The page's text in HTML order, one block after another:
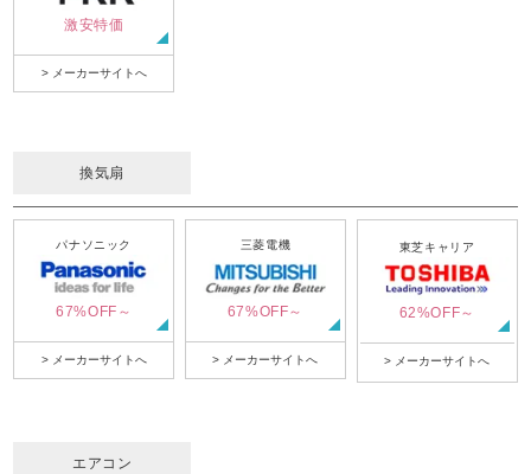
激安特価
> メーカーサイトへ
換気扇
パナソニック
67%OFF～
> メーカーサイトへ
三菱電機
67%OFF～
> メーカーサイトへ
東芝キャリア
62%OFF～
> メーカーサイトへ
エアコン